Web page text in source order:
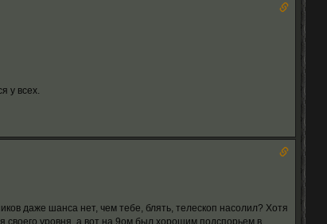
у всех.
даже шанса нет, чем тебе, блять, телескоп насолил? Хотя
своего уровня, а вот на 9ом был хорошим подспорьем в